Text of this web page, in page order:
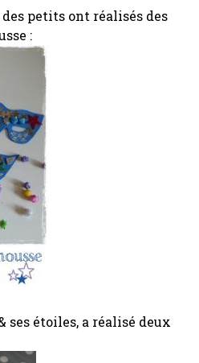
petits ont réalisés des
:
ses étoiles, a réalisé deux